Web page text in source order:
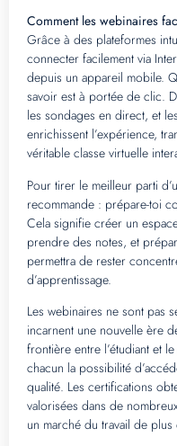
Comment les webinaires
Grâce à des plateformes
connecter facilement via
depuis un appareil mobile.
savoir est à portée de clic.
les sondages en direct, et
enrichissent l’expérience,
véritable classe virtuelle
Pour tirer le meilleur parti
recommande : prépare-toi
Cela signifie créer un
prendre des notes, et
permettra de rester
d’apprentissage.
Les webinaires ne sont pas
incarnent une nouvelle ère
frontière entre l’étudiant et
chacun la possibilité
qualité. Les certifications
valorisées dans de
un marché du travail de